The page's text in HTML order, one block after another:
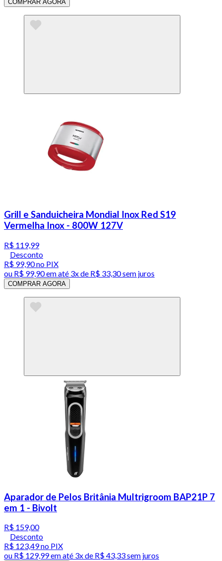
COMPRAR AGORA
Grill e Sanduicheira Mondial Inox Red S19
Vermelha Inox - 800W 127V
R$ 119,99
Desconto
R$ 99,90no PIX
ou R$ 99,90em até 3x de R$ 33,30 sem juros
COMPRAR AGORA
Aparador de Pelos Britânia Multrigroom BAP21P 7
em 1 - Bivolt
R$ 159,00
Desconto
R$ 123,49no PIX
ou R$ 129,99em até 3x de R$ 43,33 sem juros